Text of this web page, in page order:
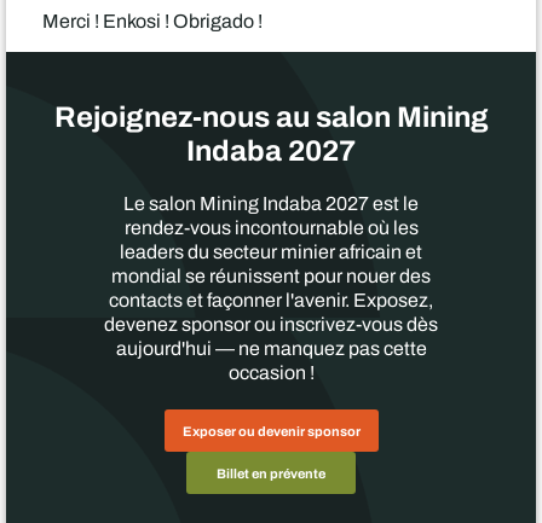
Merci ! Enkosi ! Obrigado !
Rejoignez-nous au salon Mining
Indaba 2027
Le salon Mining Indaba 2027 est le
rendez-vous incontournable où les
leaders du secteur minier africain et
mondial se réunissent pour nouer des
contacts et façonner l'avenir. Exposez,
devenez sponsor ou inscrivez-vous dès
aujourd'hui — ne manquez pas cette
occasion !
Exposer ou devenir sponsor
Billet en prévente